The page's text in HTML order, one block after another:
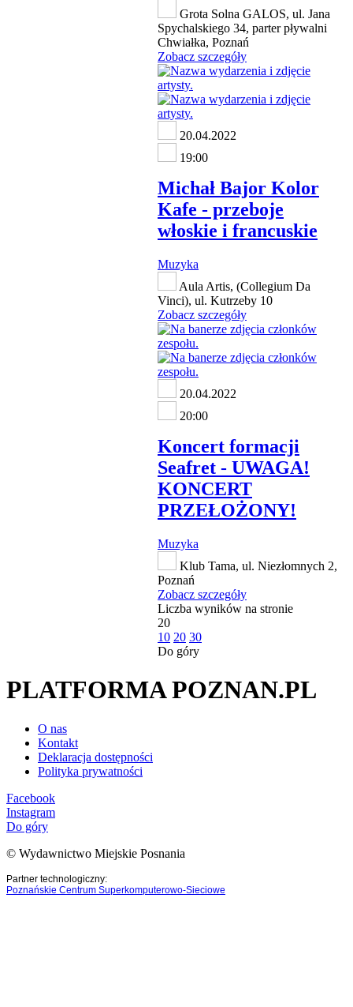
Grota Solna GALOS, ul. Jana
Spychalskiego 34, parter pływalni
Chwiałka, Poznań
Zobacz szczegóły
20.04.2022
19:00
Michał Bajor Kolor
Kafe - przeboje
włoskie i francuskie
Muzyka
Aula Artis, (Collegium Da
Vinci), ul. Kutrzeby 10
Zobacz szczegóły
20.04.2022
20:00
Koncert formacji
Seafret - UWAGA!
KONCERT
PRZEŁOŻONY!
Muzyka
Klub Tama, ul. Niezłomnych 2,
Poznań
Zobacz szczegóły
Liczba wyników na stronie
20
10 20 30
Do góry
PLATFORMA POZNAN.PL
O nas
Kontakt
Deklaracja dostępności
Polityka prywatności
Facebook
Instagram
Do góry
© Wydawnictwo Miejskie Posnania
Partner technologiczny:
Poznańskie Centrum Superkomputerowo-Sieciowe